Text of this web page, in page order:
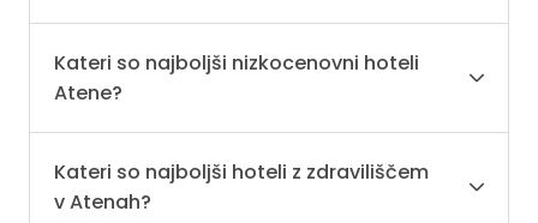
Kateri so najboljši nizkocenovni hoteli
Atene?
Kateri so najboljši hoteli z zdraviliščem
v Atenah?